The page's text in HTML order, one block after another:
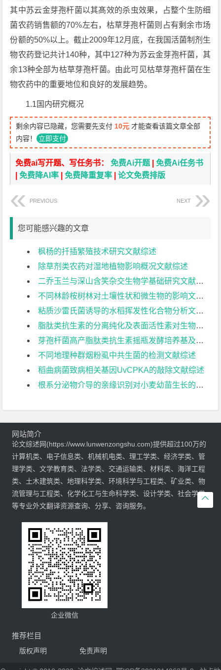
其中苏云金芽孢杆菌以其髙效的杀虫效果，占整个生防细
菌农药销售额的70%左右，枯草芽孢杆菌则占有剩余市场
份额的50%以上。截止2009年12月底，在我国活菌制剂生
物农药登记共计140种，其中127种为苏云金芽孢杆菌，其
余13种全部为枯草芽孢杆菌。由此可见枯草芽孢杆菌在生
物农药中的重要地位和良好的发展趋势。
1.1国内研究概况
剩余内容已隐藏，您需要先支付 10元 才能查看该篇文章全部
内容！ 立即支付
免费ai写开题、写任务书：免费Ai开题 |免费Ai任务书
|免费降AI率 |免费降重复率 |论文免费排版
PREVIOUS NEXT
您可能感兴趣的文章
枫杨的扦插繁殖技术研究文献综述
除草剂类农药对湿地植物影响概况文献综述
二乔玉兰与深山含笑杂交生物学基础研究文献综述
不同林龄桉树林对土壤性状和微生物的影响文献综述
粘质沙雷氏菌诱导的水稻挥发性化合物分析文献综述
脂肽类抗生素的分离纯化及表面活性素对生物膜形成的影响文献综述
芽孢杆菌高产脂肽类抗生素摇瓶发酵培养基及条件优化文献综述
不同地理种群烟粉虱中共生菌的检测文献综述
稻曲病菌致病相关基因UvCPKA的敲除文献综述
根系分泌物介导的亲缘识别对小麦幼苗生长的影响文献综述

网站简介
论文综述网(https://www.lunwenzongshu.com)提供超过100万的
计算机类、电子信息类、机械机电类、理工学类、经济学类、管
理学类、文学教育类、法学类、交通运输类、材料类、海洋工程
类、土木建筑类、地理科学类、环境科学与工程类、矿业类、物
流管理与工程类、化学化工与生命科学类、设计学类、社会学类
等专业外文翻译资源查询、分享、咨询服务。
企业微信
推荐栏目
版权声明 免责声明